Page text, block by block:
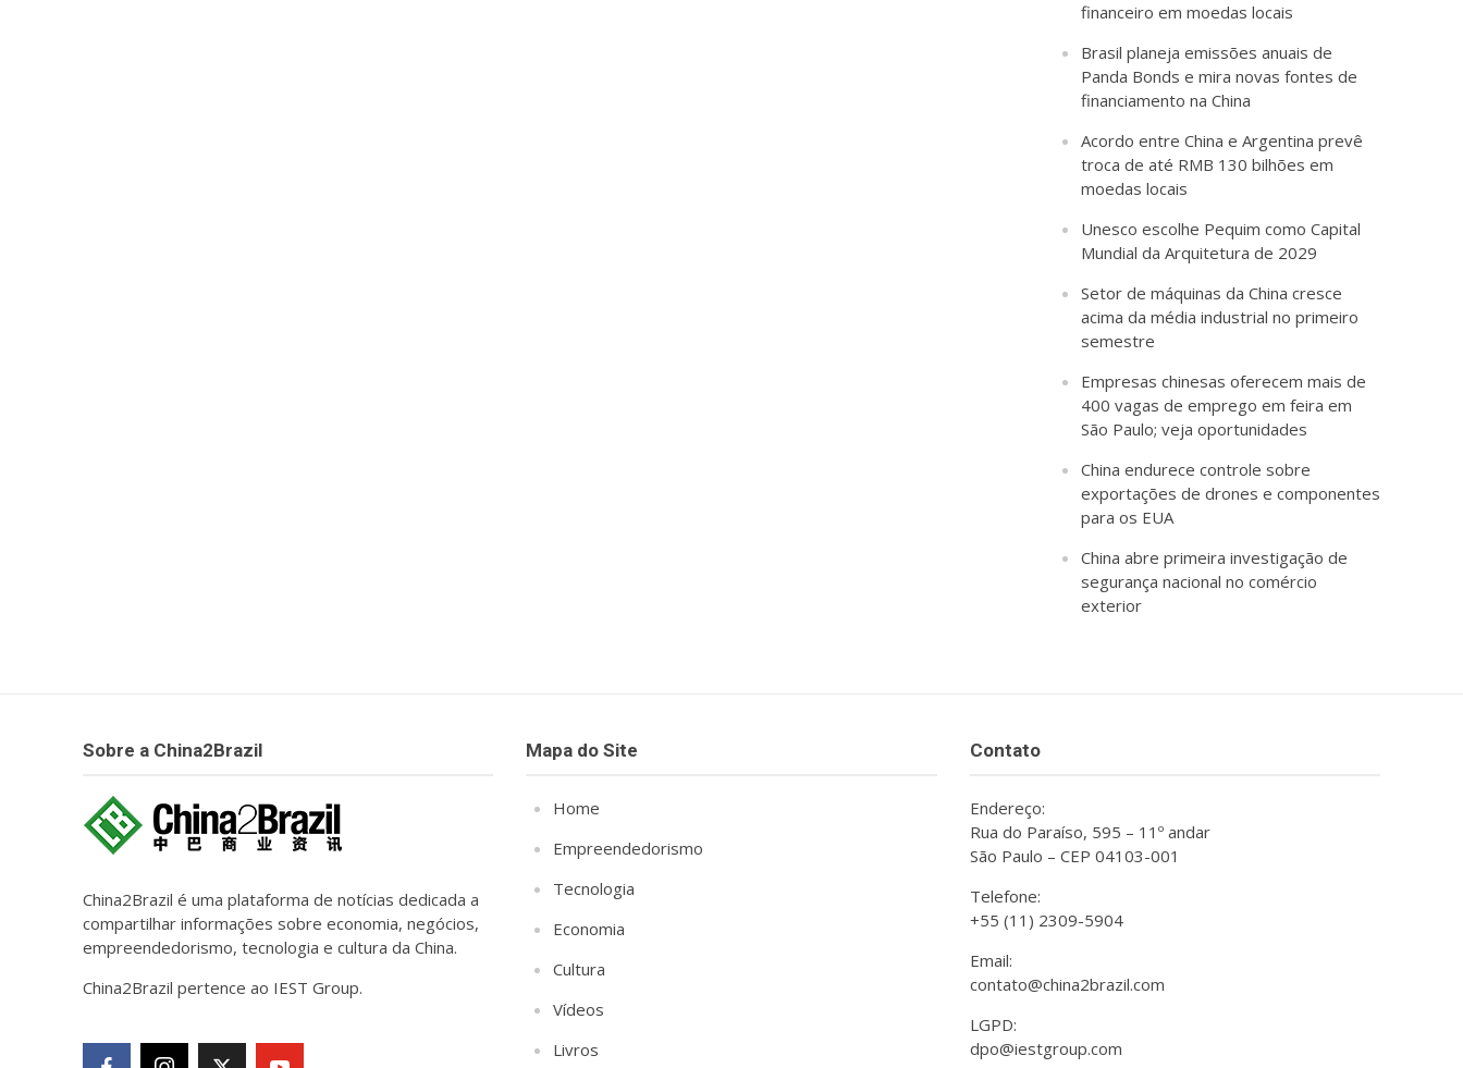
financeiro em moedas locais
Brasil planeja emissões anuais de
Panda Bonds e mira novas fontes de
financiamento na China
Acordo entre China e Argentina prevê
troca de até RMB 130 bilhões em
moedas locais
Unesco escolhe Pequim como Capital
Mundial da Arquitetura de 2029
Setor de máquinas da China cresce
acima da média industrial no primeiro
semestre
Empresas chinesas oferecem mais de
400 vagas de emprego em feira em
São Paulo; veja oportunidades
China endurece controle sobre
exportações de drones e componentes
para os EUA
China abre primeira investigação de
segurança nacional no comércio
exterior
Sobre a China2Brazil
China2Brazil é uma plataforma de notícias dedicada a
compartilhar informações sobre economia, negócios,
empreendedorismo, tecnologia e cultura da China.
China2Brazil pertence ao IEST Group.
Mapa do Site
Home
Empreendedorismo
Tecnologia
Economia
Cultura
Vídeos
Livros
Contato
Endereço:
Rua do Paraíso, 595 – 11º andar
São Paulo – CEP 04103-001
Telefone:
+55 (11) 2309-5904
Email:
contato@china2brazil.com
LGPD:
dpo@iestgroup.com